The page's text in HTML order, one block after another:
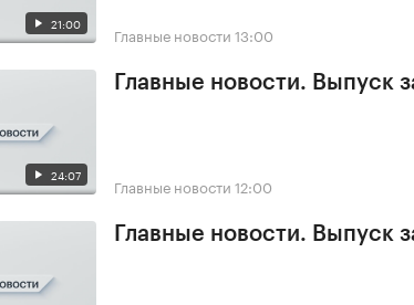
21:00 Главные новости 13:00
24:07
Главные новости. Выпуск
Главные новости 12:00
Главные новости. Выпуск